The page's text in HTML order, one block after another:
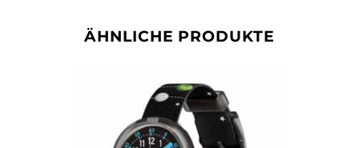
ÄHNLICHE PRODUKTE